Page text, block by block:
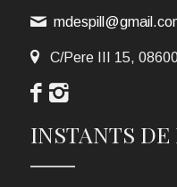
C/Pere III 15,
INSTANTS DE